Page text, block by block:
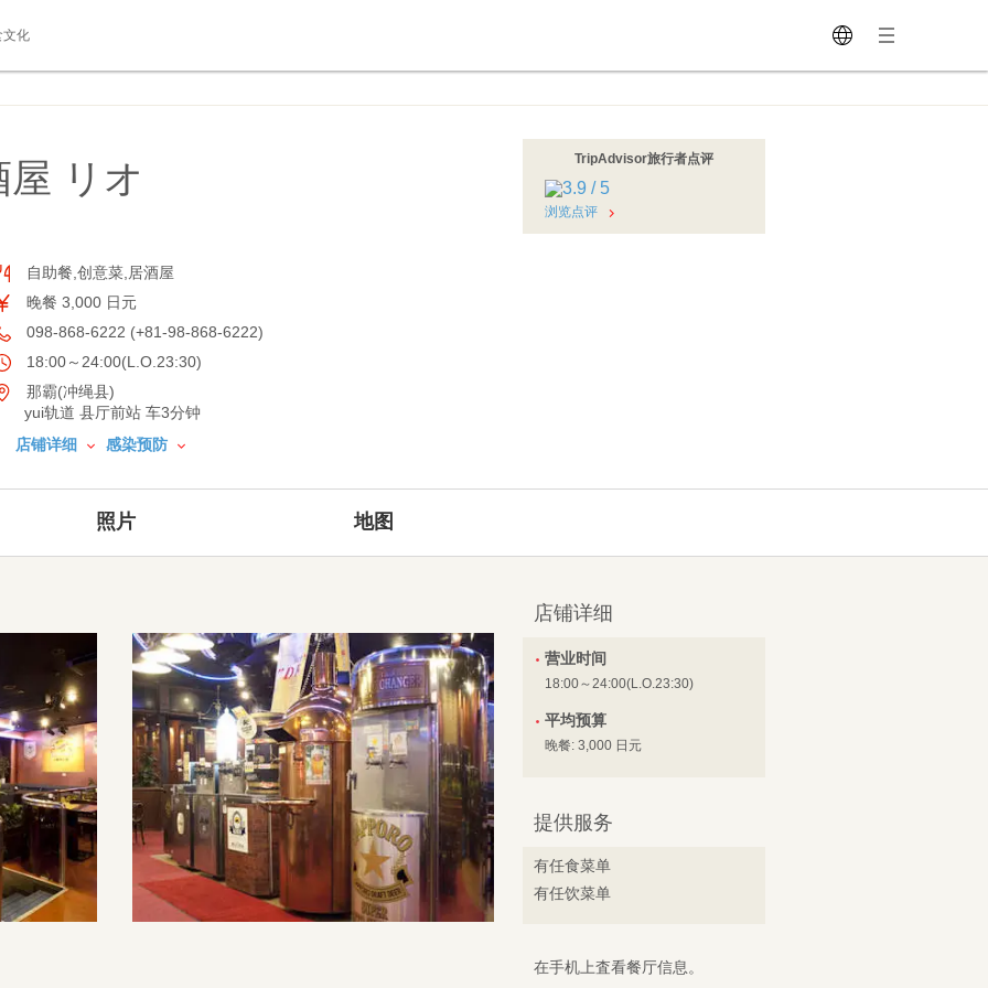
文化
リオ
自助餐,创意菜,居酒屋
晚餐 3,000 日元
098-868-6222 (+81-98-868-6222)
18:00～24:00(L.O.23:30)
那霸(冲绳县)
yui轨道 县厅前站 车3分钟
店铺详细
感染预防
TripAdvisor旅行者点评
浏览点评
照片 地图
店铺详细
营业时间
18:00～24:00(L.O.23:30)
平均预算
晚餐: 3,000 日元
提供服务
有任食菜单
有任饮菜单
在手机上査看餐厅信息。